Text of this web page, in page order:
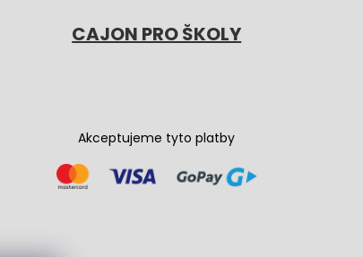
CAJON PRO ŠKOLY
Akceptujeme tyto platby